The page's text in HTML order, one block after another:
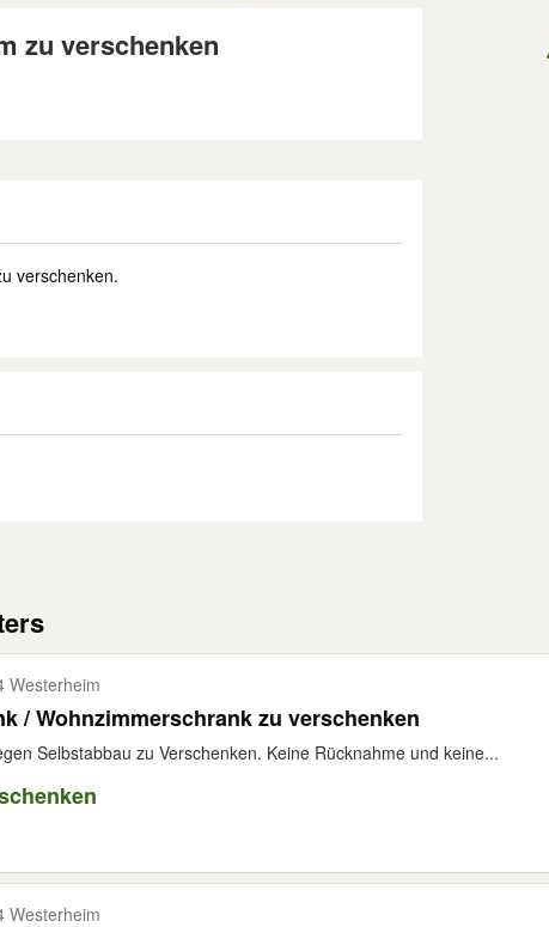
zu verschenken
verschenken.
Westerheim
/ Wohnzimmerschrank zu verschenken
Selbstabbau zu Verschenken. Keine Rücknahme und keine...
Westerheim